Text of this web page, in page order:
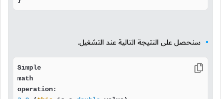
سنحصل على النتيجة التالية عند التشغيل.
Simple
math